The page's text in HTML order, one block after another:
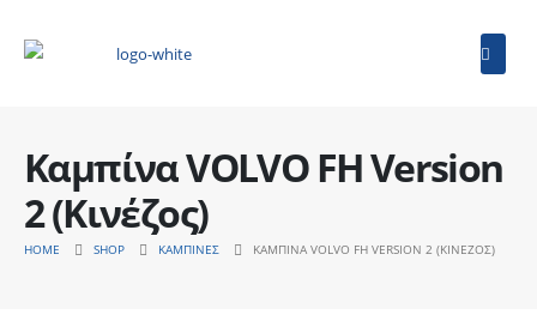
Καμπίνα VOLVO FH Version
2 (Κινέζος)
HOME SHOP ΚΑΜΠΊΝΕΣ ΚΑΜΠΊΝΑ VOLVO FH VERSION 2 (ΚΙΝΈΖΟΣ)